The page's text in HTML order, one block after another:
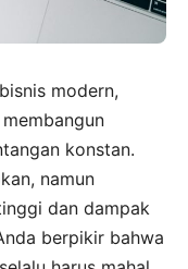
modern,
konstan.
namun
dan dampak
berpikir bahwa